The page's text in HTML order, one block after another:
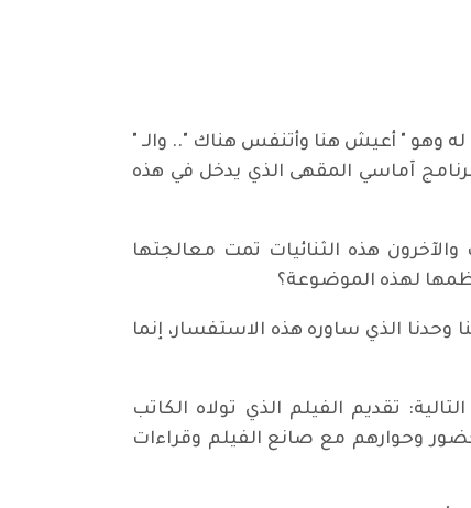
له وهو " أعيش هنا وأتنفس هناك ".. والـ "
برنامج آماسي المقهى الذي يدخل في هذه
والآخرون هذه الثنائيات تمت معالجتها
لهذه الموضوعة؟
المقهى التي أقيمت في الحادي والثلاثين من آيار/ مايو ٢٠٢٤.. يبدو لسنا وحدنا الذي ساوره هذه الاستفسار، إنما
تقديم الفيلم الذي تولاه الكاتب
وحوارهم مع صانع الفيلم وقراءات